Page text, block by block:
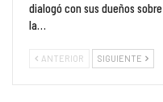
dialogó con sus dueños sobre
la…
ANTERIOR SIGUIENTE